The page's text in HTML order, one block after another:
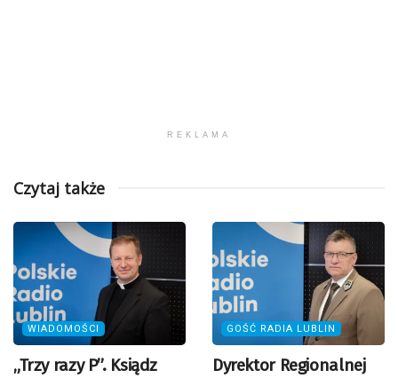
REKLAMA
Czytaj także
WIADOMOŚCI
„Trzy razy P”. Ksiądz
GOŚĆ RADIA LUBLIN
Dyrektor Regionalnej